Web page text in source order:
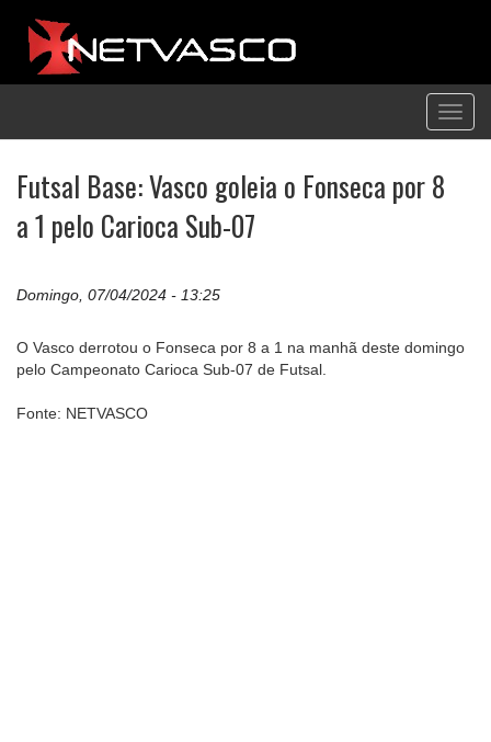
Futsal Base: Vasco goleia o Fonseca por 8
a 1 pelo Carioca Sub-07
Domingo, 07/04/2024 - 13:25
O Vasco derrotou o Fonseca por 8 a 1 na manhã deste domingo
pelo Campeonato Carioca Sub-07 de Futsal.
Fonte: NETVASCO